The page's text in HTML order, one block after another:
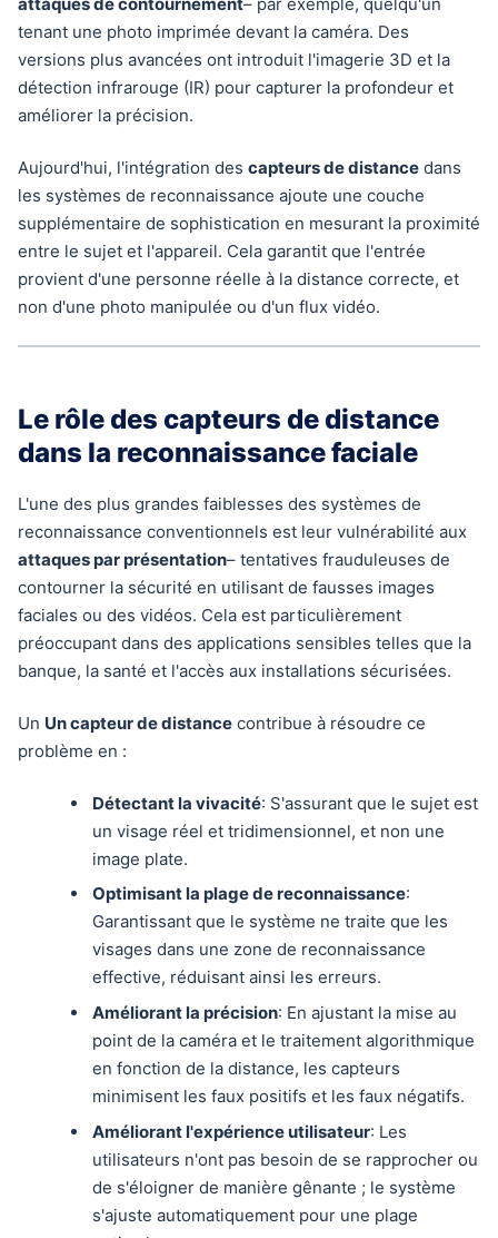
tenant une photo imprimée devant la caméra. Des
versions plus avancées ont introduit l'imagerie 3D et la
détection infrarouge (IR) pour capturer la profondeur et
améliorer la précision.
Aujourd'hui, l'intégration des capteurs de distance dans
les systèmes de reconnaissance ajoute une couche
supplémentaire de sophistication en mesurant la proximité
entre le sujet et l'appareil. Cela garantit que l'entrée
provient d'une personne réelle à la distance correcte, et
non d'une photo manipulée ou d'un flux vidéo.
Le rôle des capteurs de distance
dans la reconnaissance faciale
L'une des plus grandes faiblesses des systèmes de
reconnaissance conventionnels est leur vulnérabilité aux
attaques par présentation– tentatives frauduleuses de
contourner la sécurité en utilisant de fausses images
faciales ou des vidéos. Cela est particulièrement
préoccupant dans des applications sensibles telles que la
banque, la santé et l'accès aux installations sécurisées.
Un Un capteur de distance contribue à résoudre ce
problème en :
Détectant la vivacité: S'assurant que le sujet est
un visage réel et tridimensionnel, et non une
image plate.
Optimisant la plage de reconnaissance:
Garantissant que le système ne traite que les
visages dans une zone de reconnaissance
effective, réduisant ainsi les erreurs.
Améliorant la précision: En ajustant la mise au
point de la caméra et le traitement algorithmique
en fonction de la distance, les capteurs
minimisent les faux positifs et les faux négatifs.
Améliorant l'expérience utilisateur: Les
utilisateurs n'ont pas besoin de se rapprocher ou
de s'éloigner de manière gênante ; le système
s'ajuste automatiquement pour une plage